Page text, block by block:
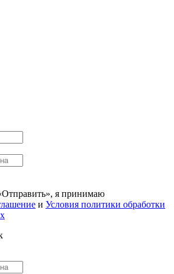
я принимаю
и Условия политики обработки